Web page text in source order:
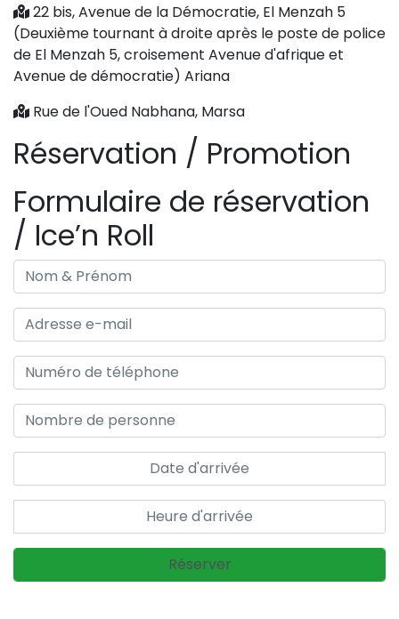
22 bis, Avenue de la Démocratie, El Menzah 5
(Deuxième tournant à droite après le poste de police
de El Menzah 5, croisement Avenue d'afrique et
Avenue de démocratie) Ariana
Rue de l'Oued Nabhana, Marsa
Réservation / Promotion
Formulaire de réservation
/ Ice’n Roll